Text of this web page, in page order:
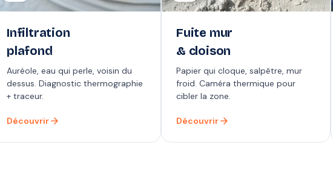
Infiltration
plafond
Auréole, eau qui perle, voisin du
dessus. Diagnostic thermographie
+ traceur.
Découvrirarrow_forward
Fuite mur
& cloison
Papier qui cloque, salpêtre, mur
froid. Caméra thermique pour
cibler la zone.
Découvrirarrow_forward